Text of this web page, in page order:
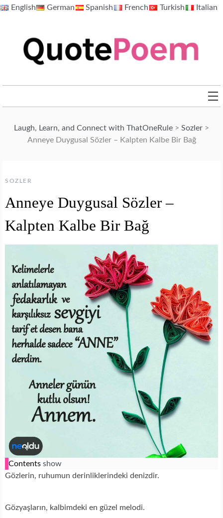
SkipEnglish German Spanish French Turkish Italian
Laugh, Learn, and Connect with ThatOneRule > Sozler >
Anneye Duygusal Sözler – Kalpten Kalbe Bir Bağ
SOZLER
Anneye Duygusal Sözler –
Kalpten Kalbe Bir Bağ
Contents show
Gözlerin, ruhumun derinliklerindeki denizdir.
Gözyaşların, kalbimdeki en güzel melodi.